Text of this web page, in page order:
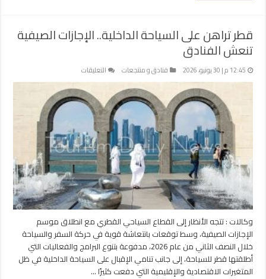
قطر تراهن على السياحة الداخلية.. الإجازات الصيفية
تنعش الفنادق
12:45 م | 30 يونيو، 2026 فنادق و منتجعات التعليقات
قطر
تراهن
على
الداخلية..
الإجازات
الصيفية
تنعش
الفنادق
مغلقة
وكالات : تتجه الأنظار إلى القطاع السياحي القطري مع انطلاق موسم
الإجازات الصيفية، وسط توقعات بانتعاشة قوية في حركة السفر والسياحة
خلال النصف الثاني من عام 2026، مدفوعة بتنوع البرامج والفعاليات التي
أطلقتها قطر للسياحة، إلى جانب تنامي الإقبال على السياحة الداخلية في ظل
المتغيرات الاقتصادية والإقليمية التي دفعت كثيرًا …